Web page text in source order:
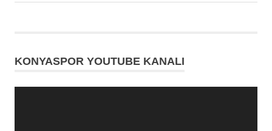
KONYASPOR YOUTUBE KANALI